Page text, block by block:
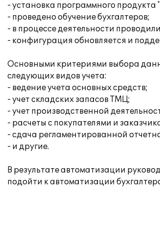
- установка программного продукта
- проведено обучение бухгалтеров;
- в процессе деятельности
- конфигурация обновляется и
Основными критериями выбора
следующих видов учета:
- ведение учета основных средств;
- учет складских запасов ТМЦ;
- учет производственной
- расчеты с покупателями и
- сдача регламентированной
- и другие.
В результате автоматизации
подойти к автоматизации